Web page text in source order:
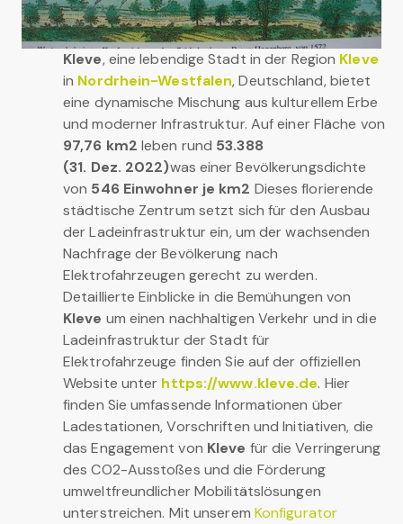
Kleve, eine lebendige Stadt in der Region Kleve
in Nordrhein-Westfalen, Deutschland, bietet
eine dynamische Mischung aus kulturellem Erbe
und moderner Infrastruktur. Auf einer Fläche von
97,76 km2 leben rund 53.388
(31. Dez. 2022)was einer Bevölkerungsdichte
von 546 Einwohner je km2 Dieses florierende
städtische Zentrum setzt sich für den Ausbau
der Ladeinfrastruktur ein, um der wachsenden
Nachfrage der Bevölkerung nach
Elektrofahrzeugen gerecht zu werden.
Detaillierte Einblicke in die Bemühungen von
Kleve um einen nachhaltigen Verkehr und in die
Ladeinfrastruktur der Stadt für
Elektrofahrzeuge finden Sie auf der offiziellen
Website unter https://www.kleve.de. Hier
finden Sie umfassende Informationen über
Ladestationen, Vorschriften und Initiativen, die
das Engagement von Kleve für die Verringerung
des CO2-Ausstoßes und die Förderung
umweltfreundlicher Mobilitätslösungen
unterstreichen. Mit unserem Konfigurator